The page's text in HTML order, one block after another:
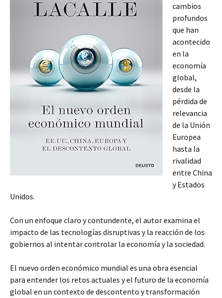
cambios
profundos
que han
acontecido
en la
economía
global,
desde la
pérdida de
relevancia
de la Unión
Europea
hasta la
rivalidad
entre China
y Estados
Unidos.
Con un enfoque claro y contundente, el autor examina el
impacto de las tecnologías disruptivas y la reacción de los
gobiernos al intentar controlar la economía y la sociedad.
El nuevo orden económico mundial es una obra esencial
para entender los retos actuales y el futuro de la economía
global en un contexto de descontento y transformación